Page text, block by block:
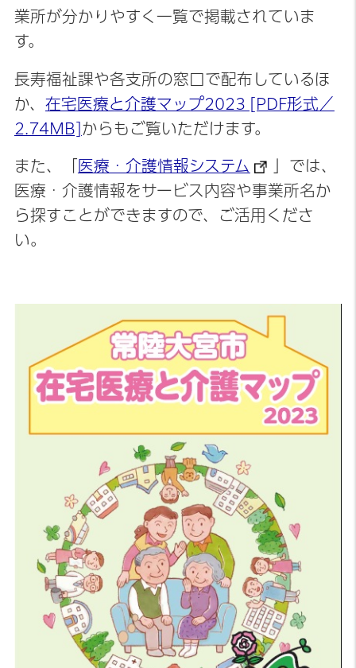
業所が分かりやすく一覧で掲載されていま
す。
長寿福祉課や各支所の窓口で配布しているほ
か、 在宅医療と介護マップ2023 [PDF形式／
2.74MB] からもご覧いただけます。
また、「 医療・介護情報システム
」では、
医療・介護情報をサービス内容や事業所名か
ら探すことができますので、ご活用くださ
い。